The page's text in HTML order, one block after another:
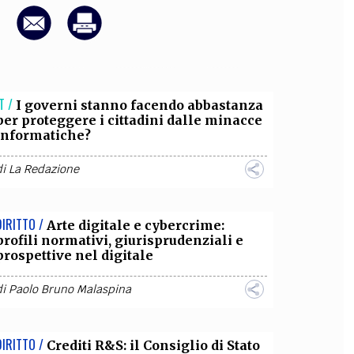
COLLABORA CON NOI
/ I governi stanno facendo abbastanza
proteggere i cittadini dalle minacce
La Redazione
/ Arte digitale e cybercrime:
normativi, giurisprudenziali e
nel digitale
Paolo Bruno Malaspina
/ Crediti R&S: il Consiglio di Stato